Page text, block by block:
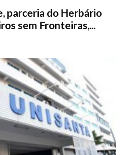
parceria do Herbário
sem Fronteiras,...